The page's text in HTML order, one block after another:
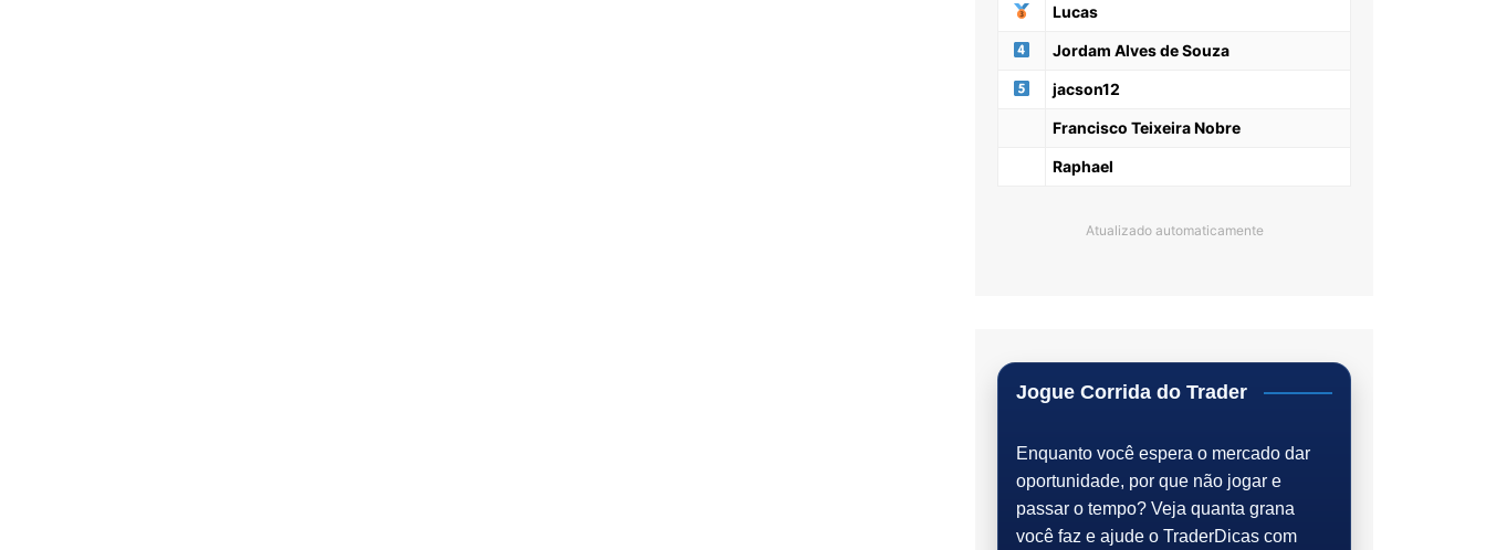
Lucas
Jordam Alves de Souza
jacson12
Francisco Teixeira Nobre
Raphael
Atualizado automaticamente
Jogue Corrida do Trader
Enquanto você espera o mercado dar
oportunidade, por que não jogar e
passar o tempo? Veja quanta grana
você faz e ajude o TraderDicas com